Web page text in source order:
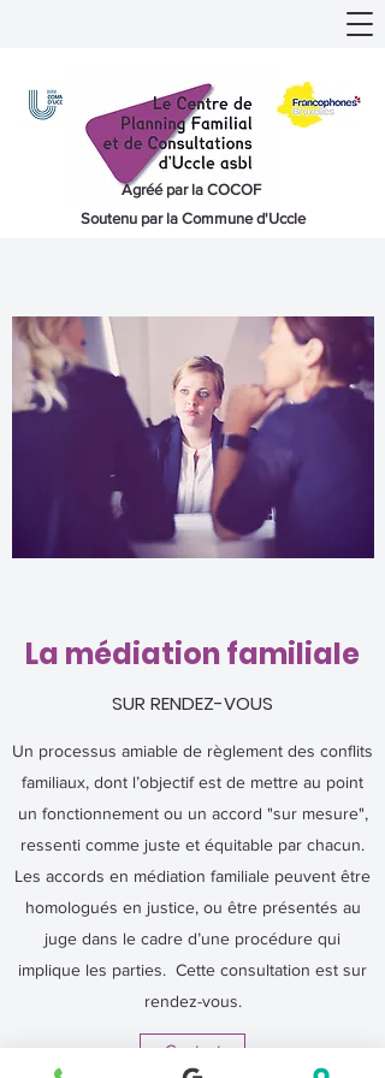
Agréé par la COCOF
Soutenu par la Commune d'Uccle
La médiation familiale
SUR RENDEZ-VOUS
Un processus amiable de règlement des conflits
familiaux, dont l’objectif est de mettre au point
un fonctionnement ou un accord "sur mesure",
ressenti comme juste et équitable par chacun.
Les accords en médiation familiale peuvent être
homologués en justice, ou être présentés au
juge dans le cadre d’une procédure qui
implique les parties. Cette consultation est sur
rendez-vous.
Contact